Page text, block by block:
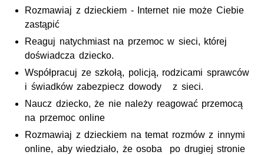
Rozmawiaj z dzieckiem - Internet nie może Ciebie
zastąpić
Reaguj natychmiast na przemoc w sieci, której
doświadcza dziecko.
Współpracuj ze szkołą, policją, rodzicami sprawców
i świadków zabezpiecz dowody z sieci.
Naucz dziecko, że nie należy reagować przemocą
na przemoc online
Rozmawiaj z dzieckiem na temat rozmów z innymi
online, aby wiedziało, że osoba po drugiej stronie